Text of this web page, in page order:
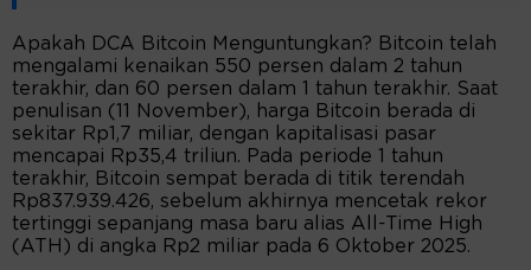
Apakah DCA Bitcoin Menguntungkan? Bitcoin telah
mengalami kenaikan 550 persen dalam 2 tahun
terakhir, dan 60 persen dalam 1 tahun terakhir. Saat
penulisan (11 November), harga Bitcoin berada di
sekitar Rp1,7 miliar, dengan kapitalisasi pasar
mencapai Rp35,4 triliun. Pada periode 1 tahun
terakhir, Bitcoin sempat berada di titik terendah
Rp837.939.426, sebelum akhirnya mencetak rekor
tertinggi sepanjang masa baru alias All-Time High
(ATH) di angka Rp2 miliar pada 6 Oktober 2025.